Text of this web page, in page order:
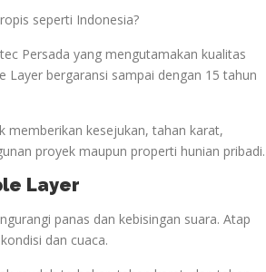
seperti Indonesia?
Persada yang mengutamakan kualitas
Layer bergaransi sampai dengan 15 tahun
memberikan kesejukan, tahan karat,
proyek maupun properti hunian pribadi.
Layer
panas dan kebisingan suara. Atap
dan cuaca.